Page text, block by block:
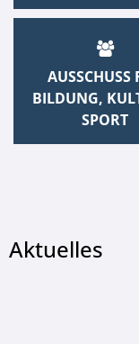
AUSSCHUSS
BILDUNG,
SPORT
Aktuelles